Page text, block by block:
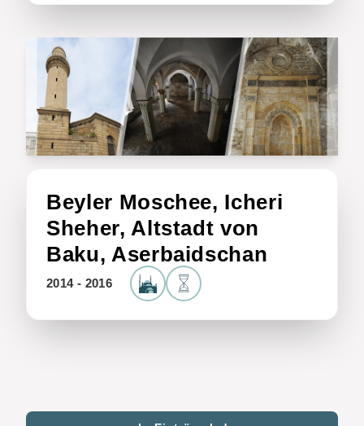
Beyler Moschee, Icheri
Sheher, Altstadt von
Baku, Aserbaidschan
2014 - 2016